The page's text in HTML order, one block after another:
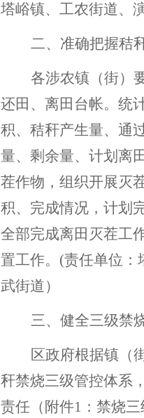
塔峪镇、工农街道、
二、准确把握秸
各涉农镇（街）
还田、离田台帐。统
积、秸秆产生量、通
量、剩余量、计划离
茬作物，组织开展灭
积、完成情况，计划
全部完成离田灭茬工作
置工作。(责任单位
武街道）
三、健全三级禁
区政府根据镇（
秆禁烧三级管控体系
责任（附件1：禁烧